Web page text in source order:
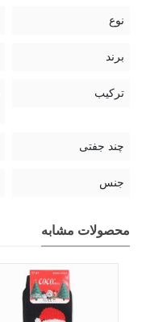
نوع
برند
ترکیب
چند جفتی
جنس
محصولات مشابه